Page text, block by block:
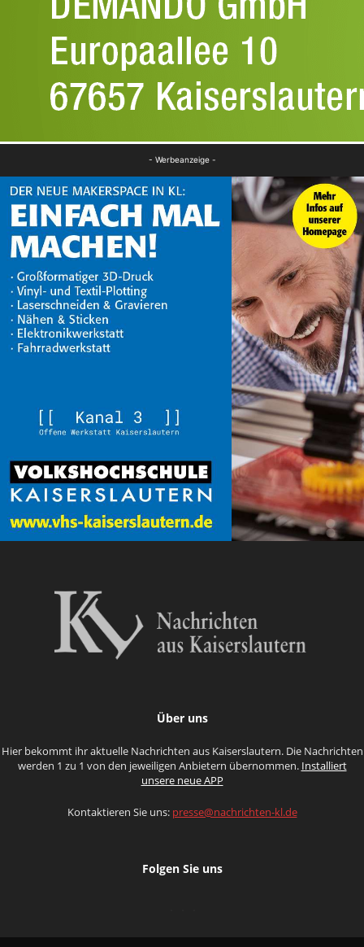
- Werbeanzeige -
Über uns
Hier bekommt ihr aktuelle Nachrichten aus Kaiserslautern. Die Nachrichten
werden 1 zu 1 von den jeweiligen Anbietern übernommen. Installiert
unsere neue APP
Kontaktieren Sie uns: presse@nachrichten-kl.de
Folgen Sie uns